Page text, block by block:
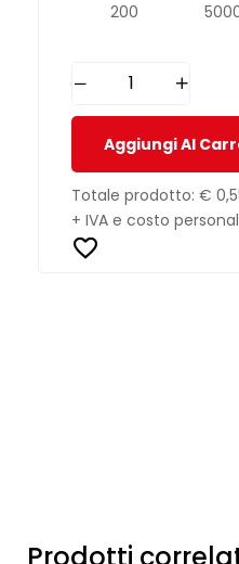
200
Aggiungi Al
Totale prodotto: €
+ IVA e costo
Prodotti